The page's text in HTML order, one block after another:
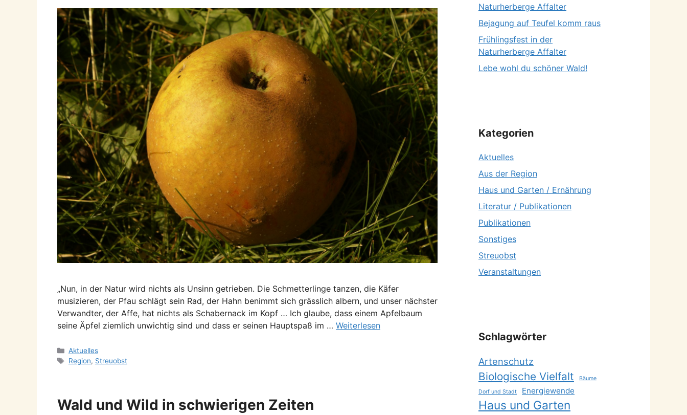
„Nun, in der Natur wird nichts als Unsinn getrieben. Die Schmetterlinge tanzen, die Käfer
musizieren, der Pfau schlägt sein Rad, der Hahn benimmt sich grässlich albern, und unser nächster
Verwandter, der Affe, hat nichts als Schabernack im Kopf … Ich glaube, dass einem Apfelbaum
seine Äpfel ziemlich unwichtig sind und dass er seinen Hauptspaß im … Weiterlesen
Kategorien
Aktuelles
Schlagwörter
Region, Streuobst
Wald und Wild in schwierigen Zeiten
Naturherberge Affalter
Bejagung auf Teufel komm raus
Frühlingsfest in der
Naturherberge Affalter
Lebe wohl du schöner Wald!
Kategorien
Aktuelles
Aus der Region
Haus und Garten / Ernährung
Literatur / Publikationen
Publikationen
Sonstiges
Streuobst
Veranstaltungen
Schlagwörter
Artenschutz
Biologische Vielfalt
Bäume
Dorf und Stadt
Energiewende
Haus und Garten